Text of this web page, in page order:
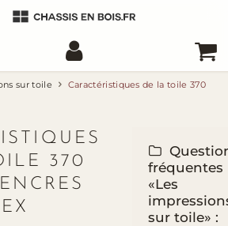
sur toile
Caractéristiques de la toile 370
370
fréquentes
«Les
sur toile» :